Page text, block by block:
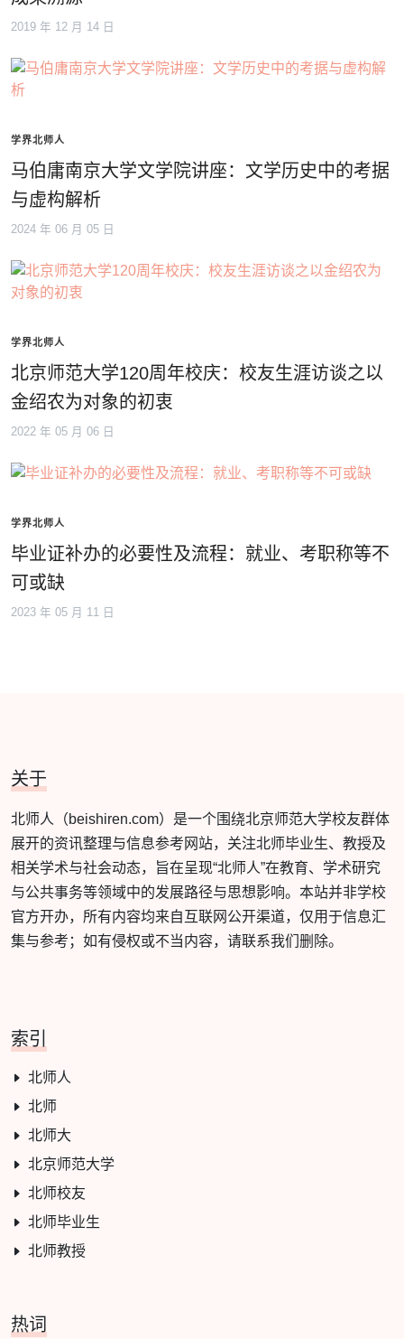
2019 年 12 月 14 日
学界北师人
马伯庸南京大学文学院讲座：文学历史中的考据
与虚构解析
2024 年 06 月 05 日
学界北师人
北京师范大学120周年校庆：校友生涯访谈之以
金绍农为对象的初衷
2022 年 05 月 06 日
学界北师人
毕业证补办的必要性及流程：就业、考职称等不
可或缺
2023 年 05 月 11 日
关于
北师人（beishiren.com）是一个围绕北京师范大学校友群体
展开的资讯整理与信息参考网站，关注北师毕业生、教授及
相关学术与社会动态，旨在呈现“北师人”在教育、学术研究
与公共事务等领域中的发展路径与思想影响。本站并非学校
官方开办，所有内容均来自互联网公开渠道，仅用于信息汇
集与参考；如有侵权或不当内容，请联系我们删除。
索引
北师人
北师
北师大
北京师范大学
北师校友
北师毕业生
北师教授
热词